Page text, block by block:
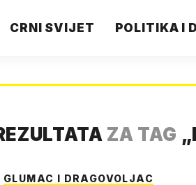
CRNI SVIJET POLITIKA I
ZA TAG „
GLUMAC I DRAGOVOLJAC